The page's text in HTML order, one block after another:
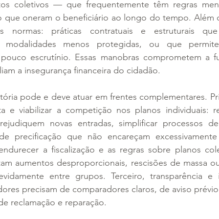
coletivos — que frequentemente têm regras
que oneram o beneficiário ao longo do tempo. Além
normas: práticas contratuais e estruturais
modalidades menos protegidas, ou que
escrutínio. Essas manobras comprometem a
a insegurança financeira do cidadão.
pode e deve atuar em frentes complementares.
e viabilizar a competição nos planos individuais:
novas entradas, simplificar processos
precificação que não encareçam
a fiscalização e as regras sobre planos
aumentos desproporcionais, rescisões de massa
entre grupos. Terceiro, transparência e
precisam de comparadores claros, de aviso
reclamação e reparação.